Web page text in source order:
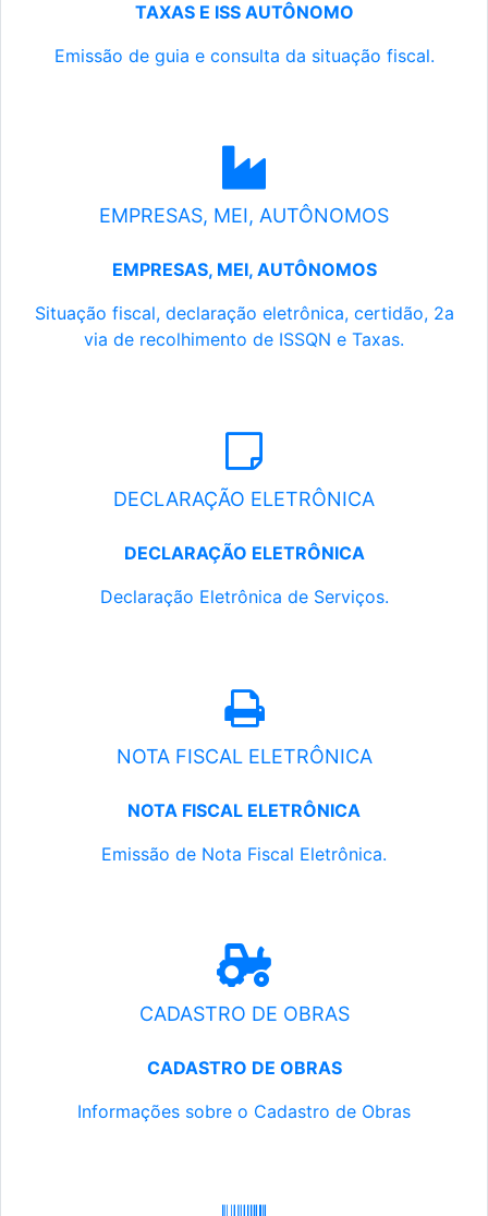
TAXAS E ISS AUTÔNOMO
Emissão de guia e consulta da situação fiscal.
EMPRESAS, MEI, AUTÔNOMOS
EMPRESAS, MEI, AUTÔNOMOS
Situação fiscal, declaração eletrônica, certidão, 2a
via de recolhimento de ISSQN e Taxas.
DECLARAÇÃO ELETRÔNICA
DECLARAÇÃO ELETRÔNICA
Declaração Eletrônica de Serviços.
NOTA FISCAL ELETRÔNICA
NOTA FISCAL ELETRÔNICA
Emissão de Nota Fiscal Eletrônica.
CADASTRO DE OBRAS
CADASTRO DE OBRAS
Informações sobre o Cadastro de Obras